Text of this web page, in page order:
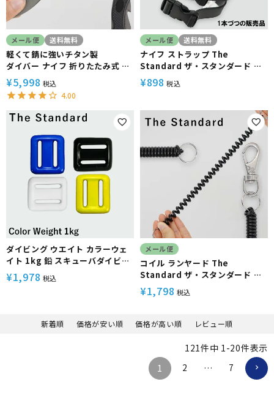
メール便 送料無料
軽くて錆に強いチタン製
ダイバー ナイフ 折りたたみ式 チ
タンブレード The Standard
ザ・スタンダード
¥5,998 税込
4.00
メール便 送料無料
ナイフ ストラップ The
Standard ザ・スタンダード ダ
イビング アクセサリー パーツ 水
中ナイフ ダイバー ナイフ
¥898 税込
ダイビング ウエイト カラーウェ
イト 1kg 鉛 スキューバダイビン
グ スピアフィッシング フリーダ
イビング 素潜り The standard
¥1,978 税込
メール便
コイル ランヤード The
Standard ザ・スタンダード ス
テンレス スイベル ダイビング ア
クセサリー パーツ
¥1,798 税込
新着順 価格が安い順 価格が高い順 レビュー順
121件中 1-20件表示
1
2 … 7